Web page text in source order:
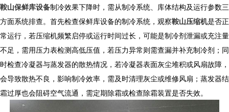
鞍山保鲜库设备制冷效果下降时，需从制冷系统、库体结构及运行参数三
方面系统排查。首先检查保鲜库设备的制冷系统，观察鞍山压缩机是否正
常运行，若压缩机频繁启停或运行时间过长，可能是制冷剂泄漏或充注量
不足，需用压力表检测高低压值，若压力异常则需查漏并补充制冷剂；同
时检查冷凝器与蒸发器的散热情况，若冷凝器表面灰尘堆积或风扇故障，
会导致散热不良，影响制冷效率，需及时清理灰尘或维修风扇；蒸发器结
霜过厚也会阻碍空气流通，需定期除霜或检查除霜装置是否失效。